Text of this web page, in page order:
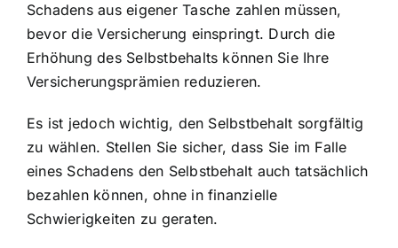
Schadens aus eigener Tasche zahlen müssen,
bevor die Versicherung einspringt. Durch die
Erhöhung des Selbstbehalts können Sie Ihre
Versicherungsprämien reduzieren.
Es ist jedoch wichtig, den Selbstbehalt sorgfältig
zu wählen. Stellen Sie sicher, dass Sie im Falle
eines Schadens den Selbstbehalt auch tatsächlich
bezahlen können, ohne in finanzielle
Schwierigkeiten zu geraten.